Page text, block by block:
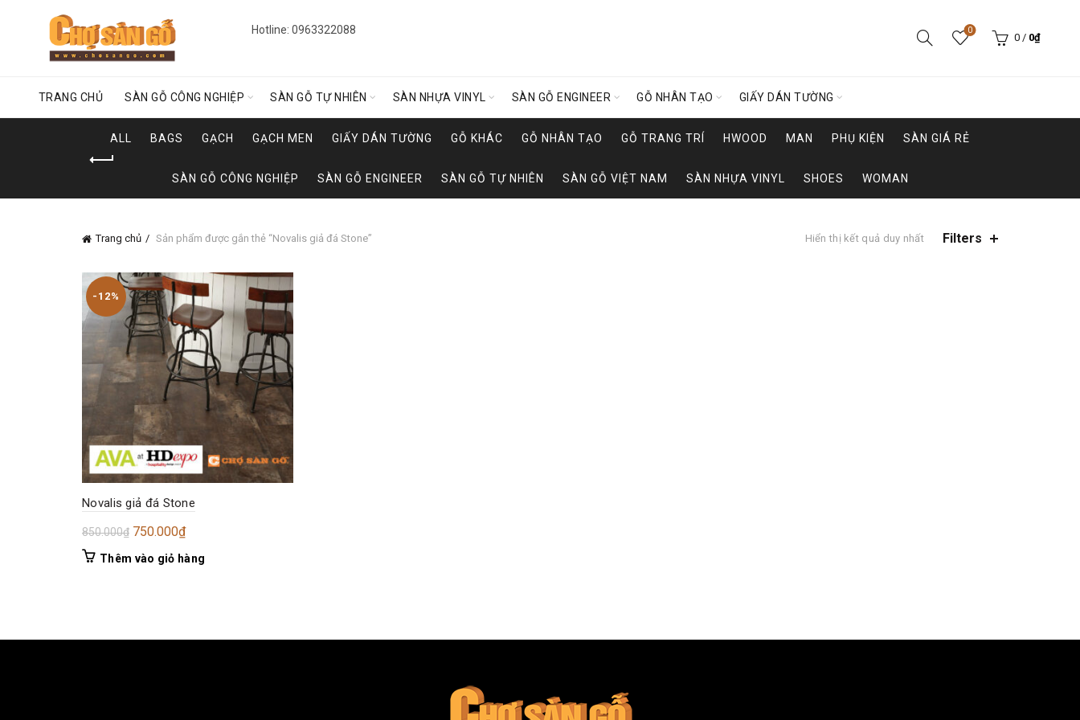
Hotline: 0963322088 0
0 / 0₫
TRANG CHỦ SÀN GỖ CÔNG NGHIỆP SÀN GỖ TỰ NHIÊN SÀN NHỰA VINYL SÀN GỖ ENGINEER GỖ NHÂN TẠO GIẤY DÁN TƯỜNG
ALL BAGS GẠCH GẠCH MEN GIẤY DÁN TƯỜNG GỖ KHÁC GỖ NHÂN TẠO GỖ TRANG TRÍ HWOOD MAN PHỤ KIỆN SÀN GIÁ RẺ
SÀN GỖ CÔNG NGHIỆP SÀN GỖ ENGINEER SÀN GỖ TỰ NHIÊN SÀN GỖ VIỆT NAM SÀN NHỰA VINYL SHOES WOMAN
Trang chủ Sản phẩm được gắn thẻ “Novalis giả đá Stone” Hiển thị kết quả duy nhất Filters
-12%
Novalis giả đá Stone
850.000₫ Giá
gốc
750.000₫Giá
hiện
Thêm vào giỏ hàng